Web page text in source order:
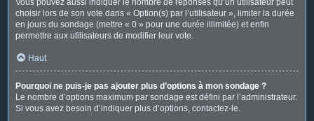
Vous pouvez aussi indiquer le nombre de réponses qu’un utilisateur peut
choisir lors de son vote dans « Option(s) par l’utilisateur », limiter la durée
en jours du sondage (mettre « 0 » pour une durée illimitée) et enfin
permettre aux utilisateurs de modifier leur vote.
Haut
Pourquoi ne puis-je pas ajouter plus d’options à mon sondage ?
Le nombre d’options maximum par sondage est défini par l’administrateur.
Si vous avez besoin d’indiquer plus d’options, contactez-le.